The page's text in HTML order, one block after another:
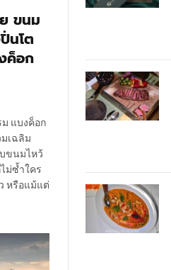
ขนม
นโต
ค็อก
ม แบงค็อก
เฉลิม
ขนมไหว้
ม่ซ้ำใคร
หรือแม้แต่